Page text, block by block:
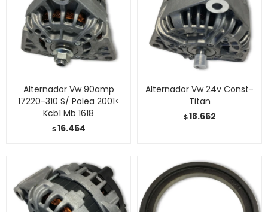
Alternador Vw 90amp
17220-310 S/ Polea 2001<
Kcb1 Mb 1618
$16.454
Alternador Vw 24v Const-
Titan
$18.662